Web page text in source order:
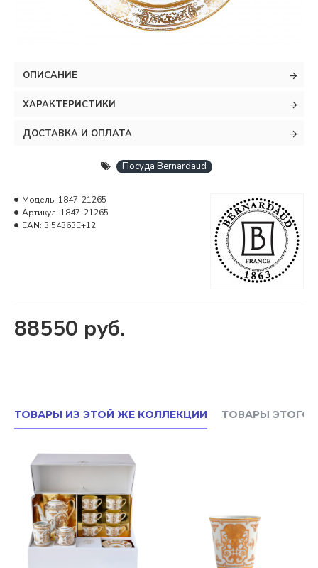
ОПИСАНИЕ
ХАРАКТЕРИСТИКИ
ДОСТАВКА И ОПЛАТА
Посуда Bernardaud
88550 руб.
Модель: 1847-21265
Артикул: 1847-21265
EAN: 3,54363E+12
ТОВАРЫ ИЗ ЭТОЙ ЖЕ КОЛЛЕКЦИИ ТОВАРЫ ЭТОГО